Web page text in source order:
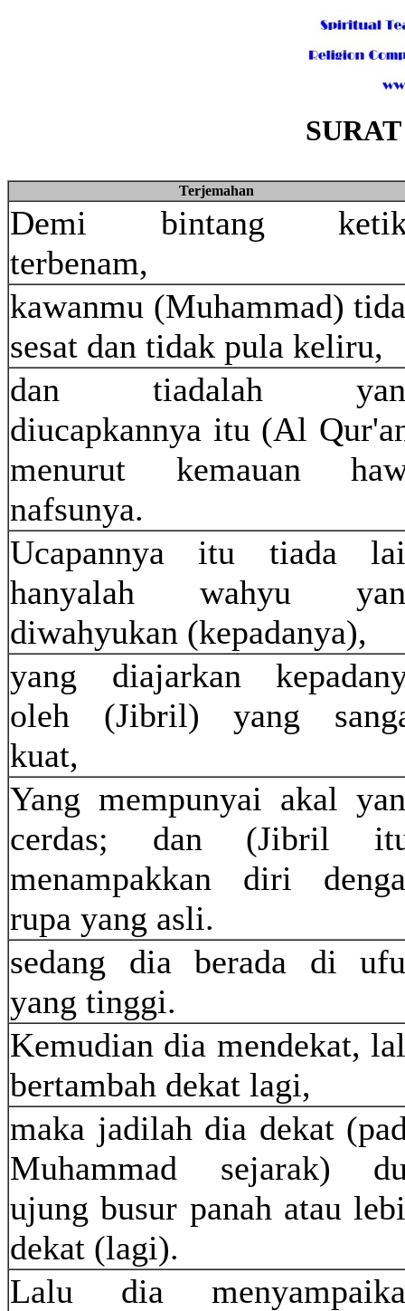
Terjemahan
Demi bintang
terbenam,
kawanmu (Muhammad)
sesat dan tidak pula keliru,
dan tiadalah
diucapkannya itu (Al
menurut kemauan
nafsunya.
Ucapannya itu tiada
hanyalah wahyu
diwahyukan (kepadanya),
yang diajarkan
oleh (Jibril) yang
kuat,
Yang mempunyai akal
cerdas; dan (Jibril
menampakkan diri
rupa yang asli.
sedang dia berada di
yang tinggi.
Kemudian dia mendekat,
bertambah dekat lagi,
maka jadilah dia dekat
Muhammad sejarak)
ujung busur panah atau
dekat (lagi).
Lalu dia